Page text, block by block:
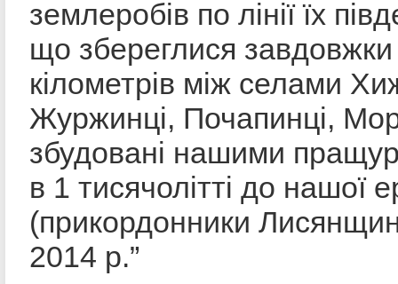
землеробів по лінії їх
що збереглися
кілометрів між селами
Журжинці, Почапинці,
збудовані нашими
в 1 тисячолітті до нашої
(прикордонники
2014 р.”